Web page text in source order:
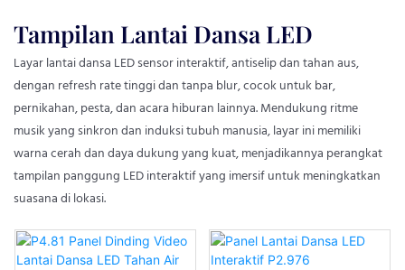
Tampilan Lantai Dansa LED
Layar lantai dansa LED sensor interaktif, antiselip dan tahan aus,
dengan refresh rate tinggi dan tanpa blur, cocok untuk bar,
pernikahan, pesta, dan acara hiburan lainnya. Mendukung ritme
musik yang sinkron dan induksi tubuh manusia, layar ini memiliki
warna cerah dan daya dukung yang kuat, menjadikannya perangkat
tampilan panggung LED interaktif yang imersif untuk meningkatkan
suasana di lokasi.